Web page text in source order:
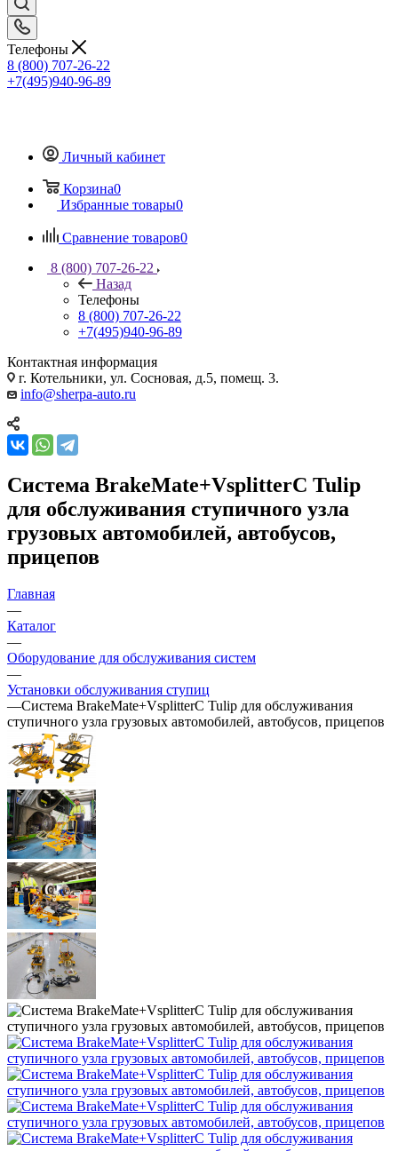
Телефоны
8 (800) 707-26-22
+7(495)940-96-89
Личный кабинет
Корзина0
Избранные товары0
Сравнение товаров0
8 (800) 707-26-22
Назад
Телефоны
8 (800) 707-26-22
+7(495)940-96-89
Контактная информация
г. Котельники, ул. Сосновая, д.5, помещ. 3.
info@sherpa-auto.ru
Система BrakeMate+VsplitterC Tulip
для обслуживания ступичного узла
грузовых автомобилей, автобусов,
прицепов
Главная
—
Каталог
—
Оборудование для обслуживания систем
—
Установки обслуживания ступиц
—Система BrakeMate+VsplitterC Tulip для обслуживания
ступичного узла грузовых автомобилей, автобусов, прицепов